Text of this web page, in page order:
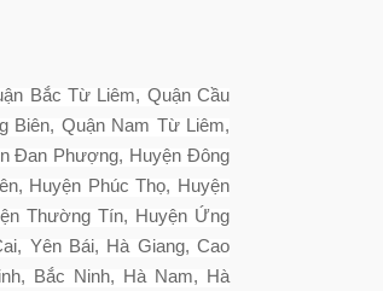
Bắc Từ Liêm, Quận Cầu
Biên, Quận Nam Từ Liêm,
Đan Phượng, Huyện Đông
Huyện Phúc Thọ, Huyện
Thường Tín, Huyện Ứng
Yên Bái, Hà Giang, Cao
Bắc Ninh, Hà Nam, Hà